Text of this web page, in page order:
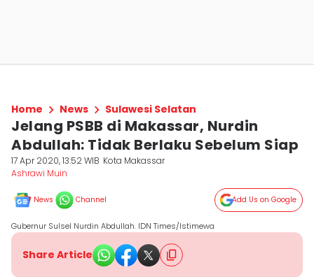
Home News Sulawesi Selatan
Jelang PSBB di Makassar, Nurdin
Abdullah: Tidak Berlaku Sebelum Siap
17 Apr 2020, 13:52 WIB Kota Makassar
Ashrawi Muin
News Channel Add Us on Google
Gubernur Sulsel Nurdin Abdullah. IDN Times/Istimewa
Share Article